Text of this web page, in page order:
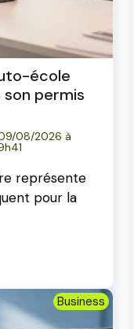
école
permis
08/2026 à
représente
pour la
Business